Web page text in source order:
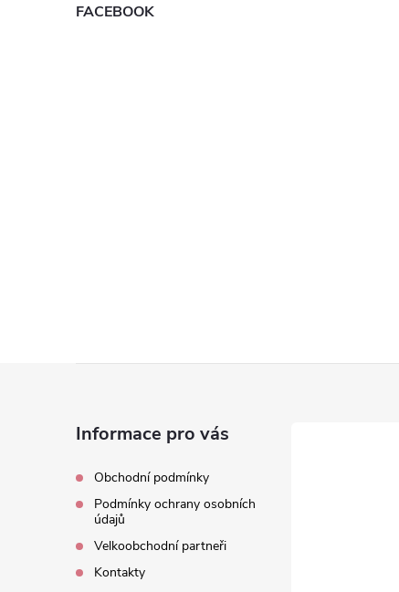
FACEBOOK
Informace pro vás
Obchodní podmínky
Podmínky ochrany osobních
údajů
Velkoobchodní partneři
Kontakty